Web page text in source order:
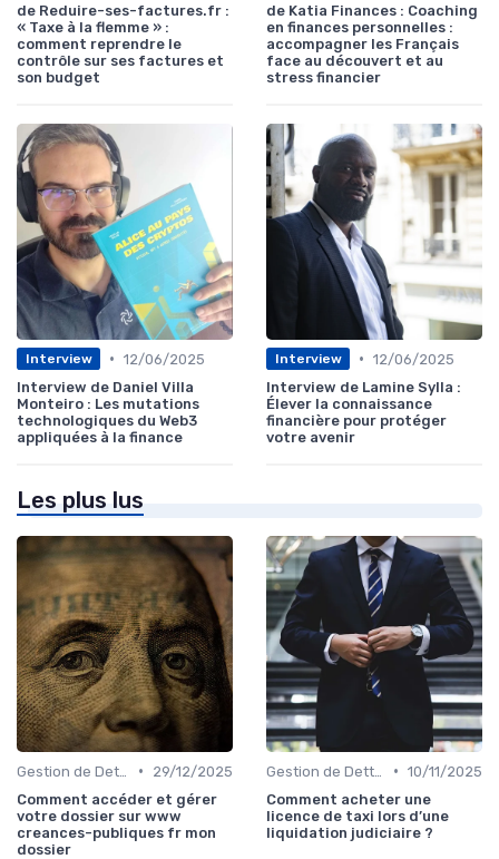
de Reduire-ses-factures.fr :
« Taxe à la flemme » :
comment reprendre le
contrôle sur ses factures et
son budget
de Katia Finances : Coaching
en finances personnelles :
accompagner les Français
face au découvert et au
stress financier
Interview • 12/06/2025
Interview de Daniel Villa
Monteiro : Les mutations
technologiques du Web3
appliquées à la finance
Interview • 12/06/2025
Interview de Lamine Sylla :
Élever la connaissance
financière pour protéger
votre avenir
Les plus lus
•
29/12/2025
Comment accéder et gérer
votre dossier sur www
creances-publiques fr mon
dossier
• 10/11/2025
Comment acheter une
licence de taxi lors d’une
liquidation judiciaire ?